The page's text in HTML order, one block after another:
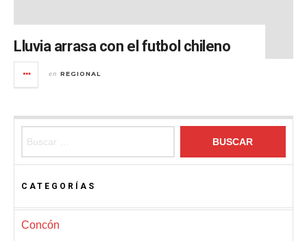
Lluvia arrasa con el futbol chileno
en REGIONAL
CATEGORÍAS
Concón